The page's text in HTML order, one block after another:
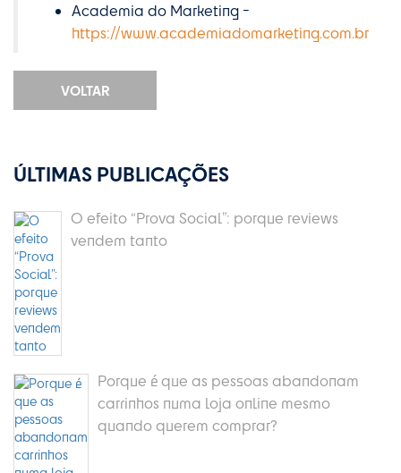
Academia do Marketing -
https://www.academiadomarketing.com.br
VOLTAR
ÚLTIMAS PUBLICAÇÕES
O efeito “Prova Social”: porque reviews
vendem tanto
Porque é que as pessoas abandonam
carrinhos numa loja online mesmo
quando querem comprar?